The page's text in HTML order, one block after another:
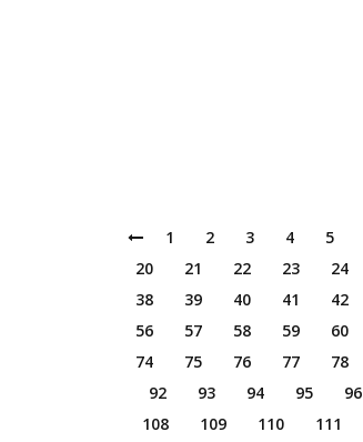
1 2 3 4 5
20
21 22 23 24
38
39 40 41 42
56
57 58 59 60
74
75 76 77 78
92
93 94 95 96
108
109 110 111